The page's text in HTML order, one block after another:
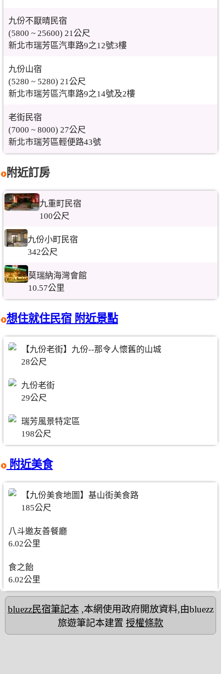
九份不厭晴民宿
(5800 ~ 25600) 21公尺
新北市瑞芳區汽車路9之12號3樓
九份山宿
(5280 ~ 5280) 21公尺
新北市瑞芳區汽車路9之14號及2樓
老街民宿
(7000 ~ 8000) 27公尺
新北市瑞芳區輕便路43號
附近訂房
九重町民宿
100公尺
九份小町民宿
342公尺
莫瑞納海灣會館
10.57公里
想住就住民宿 附近景點
【九份老街】九份--那令人懷舊的山城
28公尺
九份老街
29公尺
瑞芳風景特定區
198公尺
附近美食
【九份美食地圖】基山街美食路
185公尺
八斗邀友善餐廳
6.02公里
食之飴
6.02公里
bluezz民宿筆記本,本網使用政府開放資料,由bluezz
旅遊筆記本建置 授權條款